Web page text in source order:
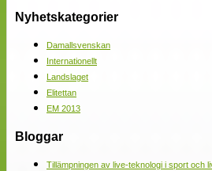
Nyhetskategorier
Damallsvenskan
Internationellt
Landslaget
Elitettan
EM 2013
Bloggar
Tillämpningen av live-teknologi i sport och